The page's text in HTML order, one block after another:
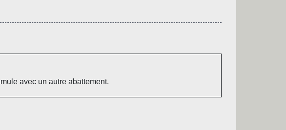
avec un autre abattement.